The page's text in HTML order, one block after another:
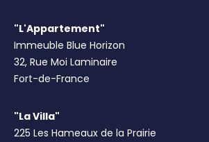
"L'Appartement"
Immeuble Blue Horizon
32, Rue Moi Laminaire
Fort-de-France
"La Villa"
225 Les Hameaux de la Prairie